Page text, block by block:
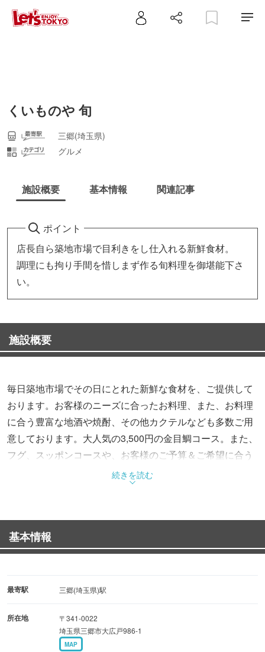
くいものや 旬
三郷(埼玉県)
グルメ
施設概要 基本情報 関連記事
ポイント
店長自ら築地市場で目利きをし仕入れる新鮮食材。
調理にも拘り手間を惜しまず作る旬料理を御堪能下さ
い。
施設概要
毎日築地市場でその日にとれた新鮮な食材を、ご提供して
おります。お客様のニーズに合ったお料理、また、お料理
に合う豊富な地酒や焼酎、その他カクテルなども多数ご用
意しております。大人気の3,500円の金目鯛コース。また、
フグ、スッポンコースや、お客様のご予算＆ご希望に合う
コースもご用意致します。当店では、小さいお子様を含め
たご家族から、宴会まで、幅広くご利用できます。ぜひ、
続きを読む
基本情報
最寄駅 三郷(埼玉県)駅
所在地
〒341-0022
埼玉県三郷市大広戸986-1
MAP